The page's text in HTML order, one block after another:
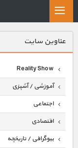
عناوين سايت
Reality Show
آموزشی / آشپزی
اجتماعی
اقتصادی
بیوگرافی / تاریخچه